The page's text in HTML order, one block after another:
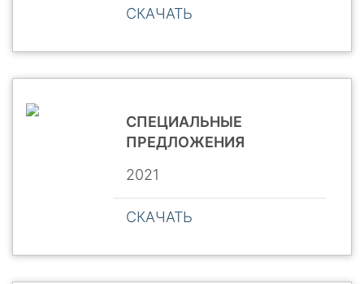
СКАЧАТЬ
СПЕЦИАЛЬНЫЕ
ПРЕДЛОЖЕНИЯ
2021
СКАЧАТЬ